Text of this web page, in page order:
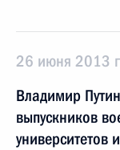
26 июня 2013
Владимир
выпускников
университетов